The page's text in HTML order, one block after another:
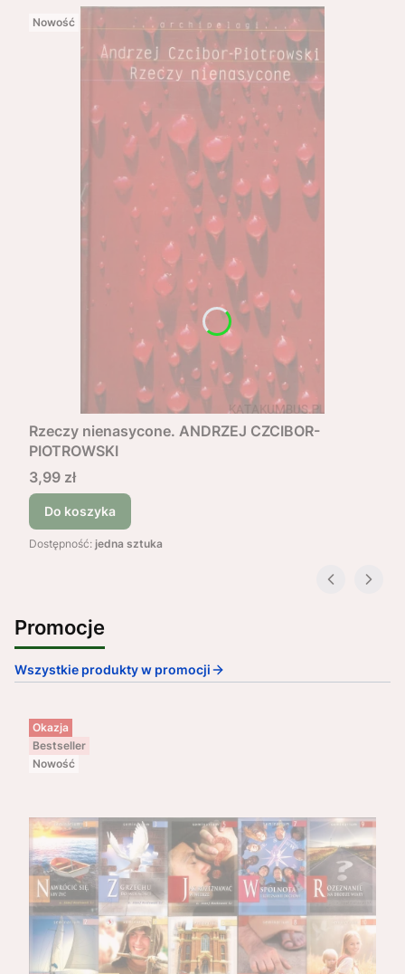
Nowość
Rzeczy nienasycone. ANDRZEJ CZCIBOR-
PIOTROWSKI
Cena
3,99 zł
Do koszyka
Dostępność: jedna sztuka
Promocje
Wszystkie produkty w promocji
Okazja
Bestseller
Nowość